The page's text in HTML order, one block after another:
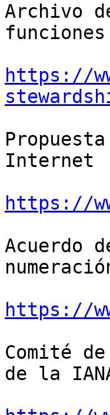
Archivo
https://
Internet
https://
Acuerdo
https://
Comité
de la